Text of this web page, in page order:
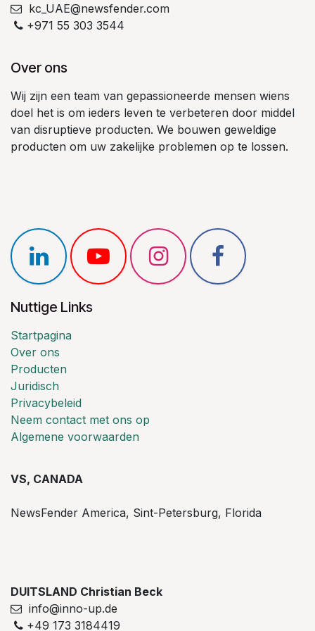
kc_UAE@newsfender.com
+971 55 303 3544
Over ons
Wij zijn een team van gepassioneerde mensen wiens
doel het is om ieders leven te verbeteren door middel
van disruptieve producten. We bouwen geweldige
producten om uw zakelijke problemen op te lossen.
Nuttige Links
Startpagina
Over ons
Producten
Juridisch
Privacybeleid
Neem contact met ons op
Algemene voorwaarden
VS, CANADA
NewsFender America, Sint-Petersburg, Florida
DUITSLAND Christian Beck
info@inno-up.de
+49 173 3184419